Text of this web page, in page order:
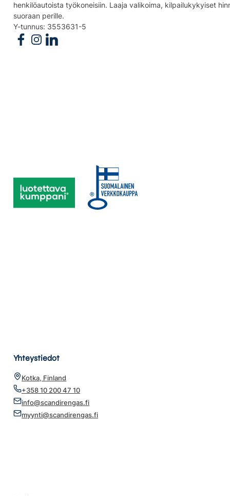
henkilöautoista työkoneisiin. Laaja valikoima, kilpailukykyiset
suoraan perille.
Y-tunnus: 3553631-5
Follow us on Facebook
Follow us on Instagram
Follow us on Linkedin
Yhteystiedot
Kotka, Finland
+358 10 200 47 10
info@scandirengas.fi
myynti@scandirengas.fi